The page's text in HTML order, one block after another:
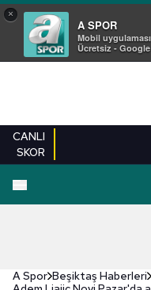
×
A SPOR
Mobil uygulaması
Ücretsiz -
CANLI
SKOR
A Spor Beşiktaş Haberleri